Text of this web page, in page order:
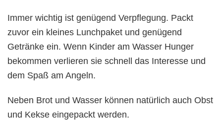
Immer wichtig ist genügend Verpflegung. Packt
zuvor ein kleines Lunchpaket und genügend
Getränke ein. Wenn Kinder am Wasser Hunger
bekommen verlieren sie schnell das Interesse und
dem Spaß am Angeln.
Neben Brot und Wasser können natürlich auch Obst
und Kekse eingepackt werden.